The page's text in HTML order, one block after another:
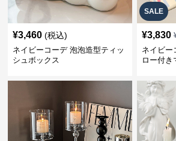
¥3,460 (税込)
ネイビーコーデ 泡泡造型ティッ
シュボックス
SALE
¥3,830
ネイビー
ロー付き